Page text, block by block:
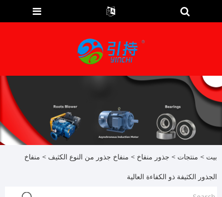
بيت > منتجات > جذور منفاخ > منفاخ جذور من النوع الكثيف > منفاخ
الجذور الكثيفة ذو الكفاءة العالية